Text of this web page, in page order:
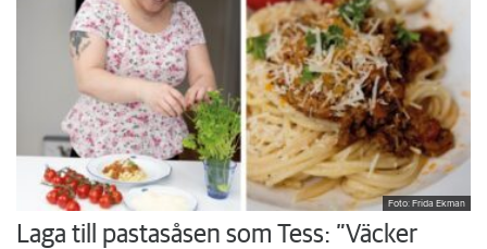
Foto: Frida Ekman
Laga till pastasåsen som Tess: ”Väcker